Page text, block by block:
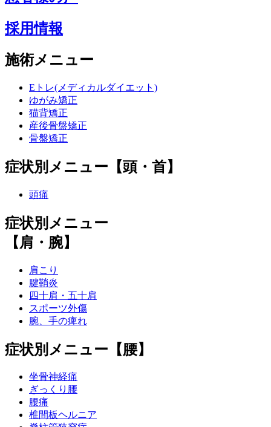
採用情報
施術メニュー
Eトレ(メディカルダイエット)
ゆがみ矯正
猫背矯正
産後骨盤矯正
骨盤矯正
症状別メニュー【頭・首】
頭痛
症状別メニュー
【肩・腕】
肩こり
腱鞘炎
四十肩・五十肩
スポーツ外傷
腕、手の痺れ
症状別メニュー【腰】
坐骨神経痛
ぎっくり腰
腰痛
椎間板ヘルニア